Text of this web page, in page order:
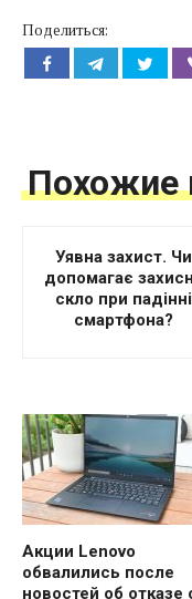
Поделиться:
Похожие
Уявна захист. Чи
допомагає
скло при падінні
смартфона?
Акции Lenovo
обвалились после
новостей об отказе